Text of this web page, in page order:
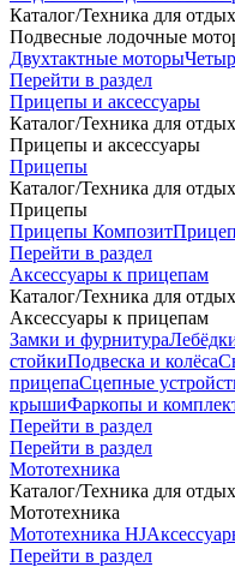
Каталог/Техника для
Подвесные лодочные
Двухтактные моторы
Перейти в раздел
Прицепы и аксессуары
Каталог/Техника для
Прицепы и аксессуары
Прицепы
Каталог/Техника для
Прицепы
Прицепы Композит
Перейти в раздел
Аксессуары к прицепам
Каталог/Техника для
Аксессуары к прицепам
Замки и фурнитура
стойкиПодвеска и колёса
прицепаСцепные
крышиФаркопы и
Перейти в раздел
Перейти в раздел
Мототехника
Каталог/Техника для
Мототехника
Мототехника HJ
Перейти в раздел